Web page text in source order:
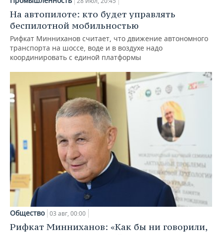
На автопилоте: кто будет управлять
беспилотной мобильностью
Рифкат Минниханов считает, что движение автономного
транспорта на шоссе, воде и в воздухе надо
координировать с единой платформы
Общество 03 авг, 00:00
Рифкат Минниханов: «Как бы ни говорили,